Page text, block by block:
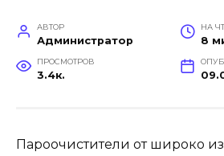
АВТОР
Администратор
НА
8
ПРОСМОТРОВ
3.4к.
Пароочистители от широко